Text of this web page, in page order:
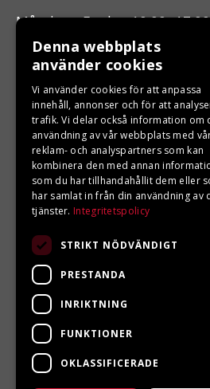
Måndag - Fredag 10.00 -17.00
LJUNGBERGS MOTOR
Din BRP återförsäljare i Sveg!
LJUNGBERGS MOTOR 2026. ALL
POWERED BY EMPORI CMS
Denna webbplats
använder cookies
Vi använder cookies för att anpassa
innehåll, annonser och för att
trafik. Vi delar också information om
användning av vår webbplats med
reklam- och analyspartners som kan
kombinera den med annan
som du har tillhandahållit dem eller
har samlat in från din användning av
tjänster. Integritetspolicy
STRIKT NÖDVÄNDIGT
PRESTANDA
INRIKTNING
FUNKTIONER
OKLASSIFICERADE